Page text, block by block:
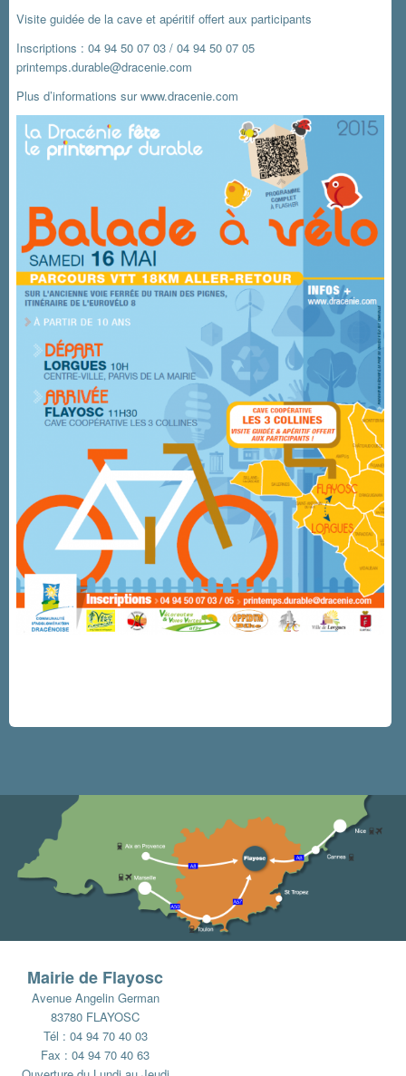
Visite guidée de la cave et apéritif offert aux participants
Inscriptions : 04 94 50 07 03 / 04 94 50 07 05
printemps.durable@dracenie.com
Plus d’informations surwww.dracenie.com
Mairie de Flayosc
Avenue Angelin German
83780 FLAYOSC
Tél : 04 94 70 40 03
Fax : 04 94 70 40 63